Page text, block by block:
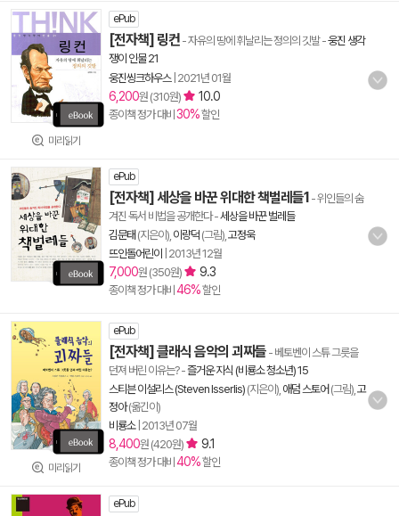
미리읽기
ePub
[전자책] 링컨 - 자유의 땅에 휘날리는 정의의 깃발-웅진 생각
쟁이 인물 21
웅진씽크하우스| 2021년 01월
6,200원 (310원) 10.0
종이책 정가 대비 30%할인
ePub
[전자책] 세상을 바꾼 위대한 책벌레들1 - 위인들의 숨
겨진 독서 비법을 공개한다-세상을 바꾼 벌레들
김문태 (지은이), 이량덕 (그림), 고정욱
뜨인돌어린이
2013년 12월
7,000원 (350원) 9.3
종이책 정가 대비 46%할인
미리읽기
ePub
[전자책] 클래식 음악의 괴짜들 - 베토벤이 스튜 그릇을
던져 버린 이유는?-즐거운 지식 (비룡소 청소년) 15
스티븐 이설리스 (Steven Isserlis) (지은이), 애덤 스토어 (그림), 고
정아(옮긴이)
비룡소| 2013년 07월
8,400원 (420원) 9.1
종이책 정가 대비 40%할인
ePub